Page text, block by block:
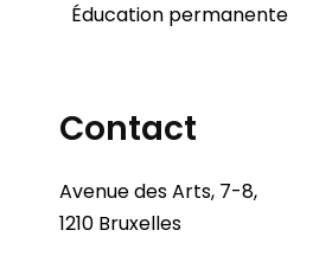
Éducation permanente
Contact
Avenue des Arts, 7-8,
1210 Bruxelles